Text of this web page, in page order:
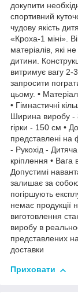
докупити
спортивний
чудову якість
«Кроха-1 міні».
матеріалів, які
дитини.
витримує вагу
запросити
цьому. •
• Гімнастичні
Ширина виробу -
гірки - 150 см •
представлені на
- Рукохід -
кріплення • Вага
Допустимі
залишає за
погіршують
немає продукції
виготовлення
виробу в
представлених
доставки
Приховати